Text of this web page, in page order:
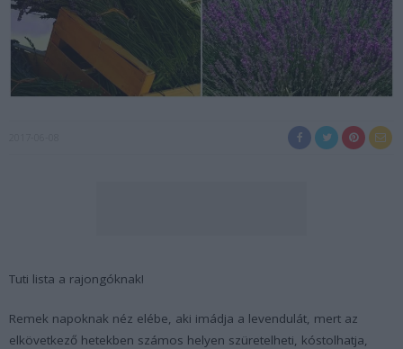
Tuti lista a rajongóknak!
Remek napoknak néz elébe, aki imádja a levendulát, mert az
elkövetkező hetekben számos helyen szüretelheti, kóstolhatja,